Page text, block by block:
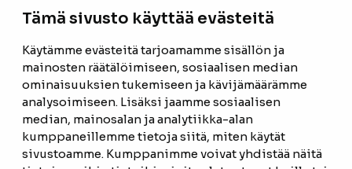
Tämä sivusto käyttää evästeitä
Käytämme evästeitä tarjoamamme sisällön ja
mainosten räätälöimiseen, sosiaalisen median
ominaisuuksien tukemiseen ja kävijämäärämme
analysoimiseen. Lisäksi jaamme sosiaalisen
median, mainosalan ja analytiikka-alan
kumppaneillemme tietoja siitä, miten käytät
sivustoamme. Kumppanimme voivat yhdistää näitä
ETUSIVU
TUOTTEET
REFERENSSIT